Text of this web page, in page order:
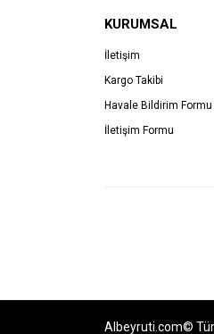
KURUMSAL
İletişim
Kargo Takibi
Havale Bildirim Formu
İletişim Formu
Albeyruti.com©